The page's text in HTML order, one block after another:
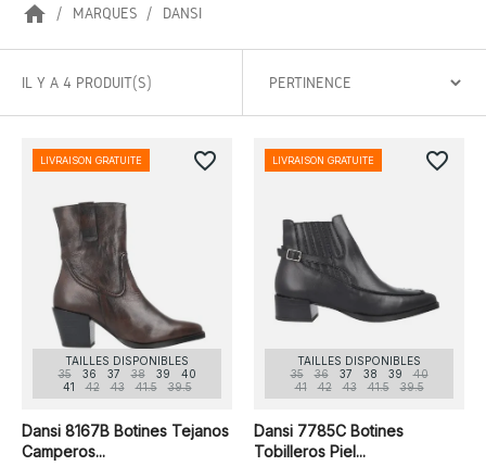
home MARQUES DANSI
IL Y A 4 PRODUIT(S)
TAILLES DISPONIBLES
35
36 37 38 39
40
41
42 43 41.5 39.5
Dansi 8167B Botines Tejanos
Camperos...
LIVRAISON GRATUITE favorite_border
TAILLES DISPONIBLES
35
36 37 38 39
40
41
42 43 41.5 39.5
Dansi 7785C Botines
Tobilleros Piel...
LIVRAISON GRATUITE favorite_border